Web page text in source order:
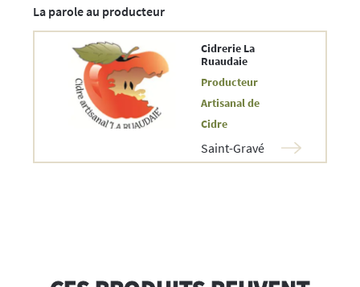
La parole au producteur
Cidrerie La
Ruaudaie
Producteur
Artisanal de
Cidre
Saint-Gravé